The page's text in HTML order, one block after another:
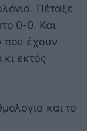
Πέταξε
0-0. Και
που έχουν
κι εκτός
και το